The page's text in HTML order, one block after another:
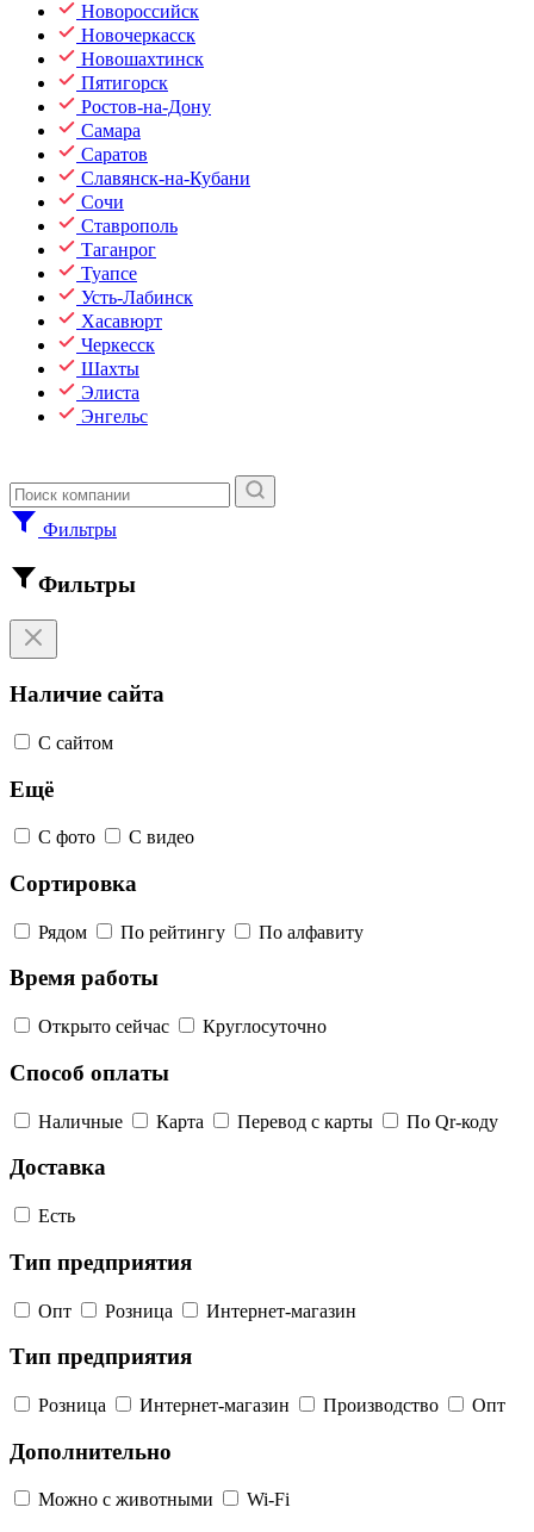
Новороссийск
Новочеркасск
Новошахтинск
Пятигорск
Ростов-на-Дону
Самара
Саратов
Славянск-на-Кубани
Сочи
Ставрополь
Таганрог
Туапсе
Усть-Лабинск
Хасавюрт
Черкесск
Шахты
Элиста
Энгельс
Фильтры
Фильтры
Наличие сайта
С сайтом
Ещё
С фото С видео
Сортировка
Рядом По рейтингу По алфавиту
Время работы
Открыто сейчас Круглосуточно
Способ оплаты
Наличные Карта Перевод с карты По Qr-коду
Доставка
Есть
Тип предприятия
Опт Розница Интернет-магазин
Тип предприятия
Розница Интернет-магазин Производство Опт
Дополнительно
Можно с животными Wi-Fi